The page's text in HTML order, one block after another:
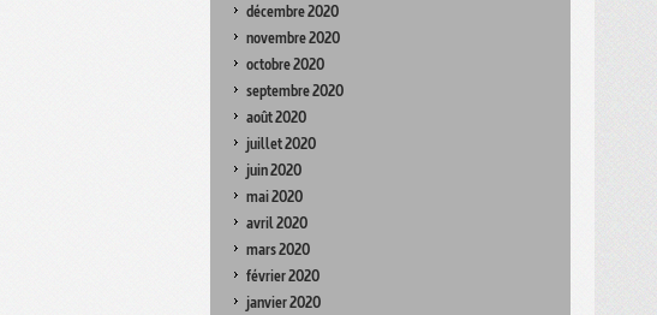
décembre 2020
novembre 2020
octobre 2020
septembre 2020
août 2020
juillet 2020
juin 2020
mai 2020
avril 2020
mars 2020
février 2020
janvier 2020